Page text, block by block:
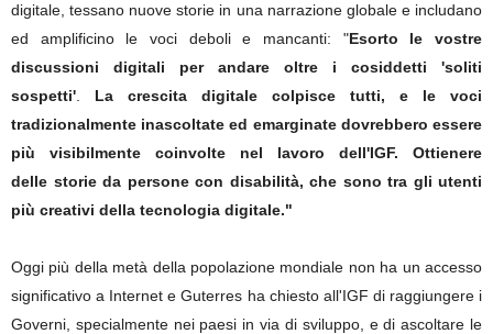
digitale, tessano nuove storie in una narrazione globale e includano
ed amplificino le voci deboli e mancanti: "Esorto le vostre
discussioni digitali per andare oltre i cosiddetti 'soliti
sospetti'
La crescita digitale colpisce tutti, e le voci
tradizionalmente inascoltate ed emarginate dovrebbero essere
più visibilmente coinvolte nel lavoro dell'IGF. Ottienere
delle storie da persone con disabilità, che sono tra gli utenti
più creativi della tecnologia digitale."
Oggi più della metà della popolazione mondiale non ha un accesso
significativo a Internet e Guterres ha chiesto all'IGF di raggiungere i
Governi, specialmente nei paesi in via di sviluppo, e di ascoltare le